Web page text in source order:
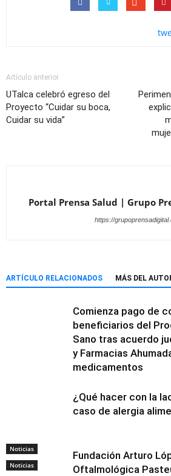
Artículo anterior
UTalca celebró egreso del
Proyecto “Cuidar su boca,
Cuidar su vida”
Portal Prensa Salud | Grupo
https://
ARTÍCULO RELACIONADOS MÁS DEL
Noticias
Comienza pago de
beneficiarios del
Sano tras acuerdo
y Farmacias
medicamentos
Noticias
¿Qué hacer con la
caso de alergia
Fundación Arturo
Oftalmológica